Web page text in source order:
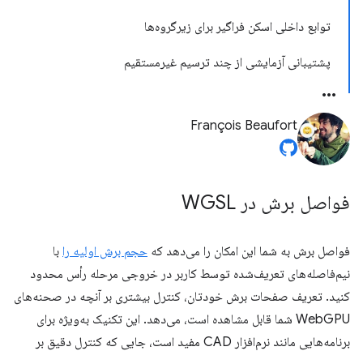
توابع داخلی اسکن فراگیر برای زیرگروه‌ها
پشتیبانی آزمایشی از چند ترسیم غیرمستقیم
François Beaufort
فواصل برش در WGSL
فواصل برش به شما این امکان را می‌دهد که حجم برش اولیه را با
نیم‌فاصله‌های تعریف‌شده توسط کاربر در خروجی مرحله رأس محدود
کنید. تعریف صفحات برش خودتان، کنترل بیشتری بر آنچه در صحنه‌های
WebGPU شما قابل مشاهده است، می‌دهد. این تکنیک به‌ویژه برای
برنامه‌هایی مانند نرم‌افزار CAD مفید است، جایی که کنترل دقیق بر